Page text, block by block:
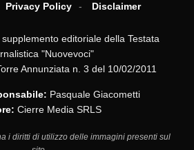
Privacy Policy Disclaimer
editoriale della Testata
"Nuovevoci"
Annunziata n. 3 del 10/02/2011
Pasquale Giacometti
Cierre Media SRLS
i diritti di utilizzo delle immagini presenti sul